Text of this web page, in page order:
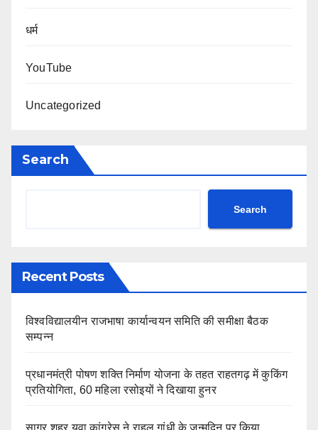
धर्म
YouTube
Uncategorized
Search
Search
Recent Posts
विश्वविद्यालयीन राजभाषा कार्यान्वयन समिति की समीक्षा बैठक
सम्पन्न
प्रधानमंत्री पोषण शक्ति निर्माण योजना के तहत राहतगढ़ में कुकिंग
प्रतियोगिता, 60 महिला रसोइयों ने दिखाया हुनर